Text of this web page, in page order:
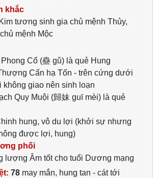
khắc
tương sinh gia chủ mệnh Thủy,
mệnh Mộc
Cổ (蠱 gǔ) là quẻ Hung
Cấn hạ Tốn - trên cứng dưới
không giao nên sinh loạn
Quy Muội (歸妹 guī mèi) là quẻ
hung, vô du lợi (khởi sự nhưng
được lợi, hung)
phối
lượng Âm tốt cho tuổi Dương mạng
78 may mắn, hung tan - cát tới